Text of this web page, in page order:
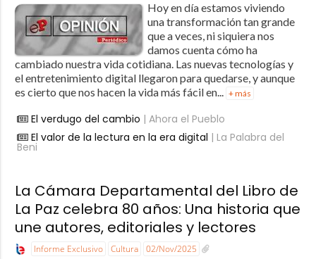
Hoy en día estamos viviendo
una transformación tan grande
que a veces, ni siquiera nos
damos cuenta cómo ha
cambiado nuestra vida cotidiana. Las nuevas tecnologías y
el entretenimiento digital llegaron para quedarse, y aunque
es cierto que nos hacen la vida más fácil en... + más
El verdugo del cambio | Ahora el Pueblo
El valor de la lectura en la era digital | La Palabra del
Beni
La Cámara Departamental del Libro de
La Paz celebra 80 años: Una historia que
une autores, editoriales y lectores
Informe Exclusivo Cultura 02/Nov/2025